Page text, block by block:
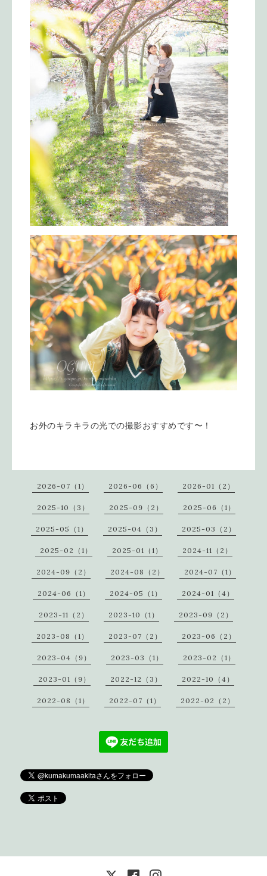
お外のキラキラの光での撮影おすすめです〜！
2026-07（1） 2026-06（6） 2026-01（2）
2025-10（3） 2025-09（2） 2025-06（1）
2025-05（1） 2025-04（3） 2025-03（2）
2025-02（1） 2025-01（1） 2024-11（2）
2024-09（2） 2024-08（2） 2024-07（1）
2024-06（1） 2024-05（1） 2024-01（4）
2023-11（2） 2023-10（1） 2023-09（2）
2023-08（1） 2023-07（2） 2023-06（2）
2023-04（9） 2023-03（1） 2023-02（1）
2023-01（9） 2022-12（3） 2022-10（4）
2022-08（1） 2022-07（1） 2022-02（2）